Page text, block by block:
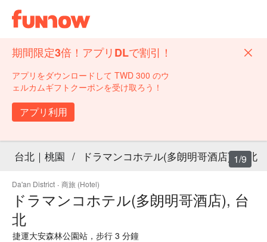
期間限定3倍！アプリDLで割引！
アプリをダウンロードして TWD 300 のウ
ェルカムギフトクーポンを受け取ろう！
アプリ利用
台北｜桃園 / ドラマンコホテル(多朗明哥酒店), 台北
Da'an District · 商旅 (Hotel)
ドラマンコホテル(多朗明哥酒店), 台
北
捷運大安森林公園站，步行 3 分鐘
1/9